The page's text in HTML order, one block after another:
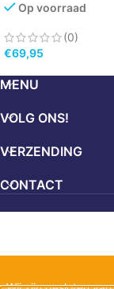
Op voorraad
(0)
€69,95
MENU
VOLG ONS!
VERZENDING
CONTACT